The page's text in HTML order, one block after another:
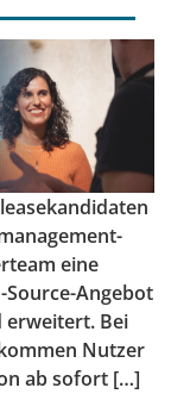
eine
Angebot
erweitert. Bei
Nutzer
ab sofort […]